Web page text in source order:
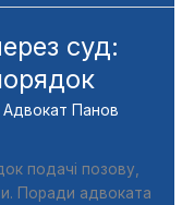
суд:
Адвокат Панов
подачі позову,
Поради адвоката